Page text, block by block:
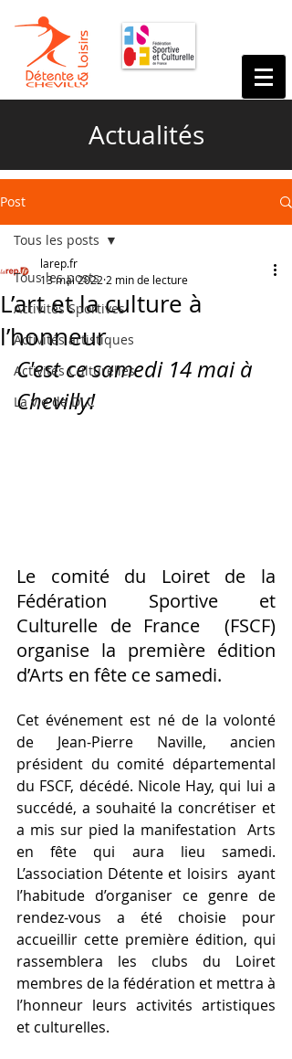
Actualités
Post
Tous les posts
Activités Sportives
Activités artistiques
Activités Culturelles
La vie de DLC
Tous les posts
L’art et la culture à
l’honneur
larep.fr
13 mai 2022 2 min de lecture
C'est ce samedi 14 mai à
Chevilly!
Le comité du Loiret de la
Fédération Sportive et
Culturelle de France  (FSCF)
organise la première édition
Cet événement est né de la volonté
de Jean-Pierre Naville, ancien
président du comité départemental
du FSCF, décédé. Nicole Hay, qui lui a
succédé, a souhaité la concrétiser et
a mis sur pied la manifestation  Arts
en fête qui aura lieu samedi.
L’association Détente et loisirs  ayant
l’habitude d’organiser ce genre de
rendez-vous a été choisie pour
accueillir cette première édition, qui
rassemblera les clubs du Loiret
membres de la fédération et mettra à
l’honneur leurs activités artistiques
et culturelles.